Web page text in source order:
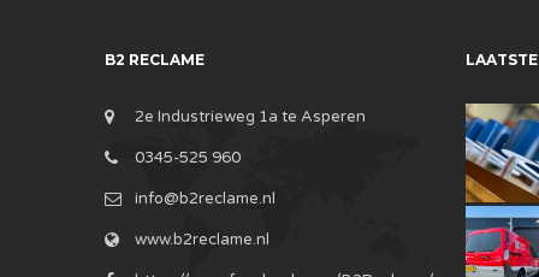
B2 RECLAME
2e Industrieweg 1a te Asperen
0345-525 960
info@b2reclame.nl
www.b2reclame.nl